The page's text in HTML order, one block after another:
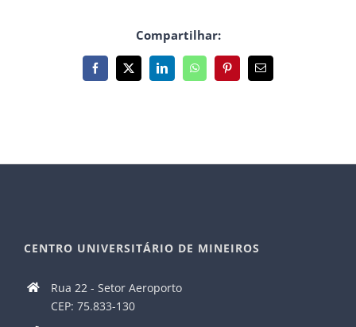
Compartilhar:
Facebook
X LinkedInWhatsAppPinterest
E-
mail
CENTRO UNIVERSITÁRIO DE MINEIROS
Rua 22 - Setor Aeroporto
CEP: 75.833-130